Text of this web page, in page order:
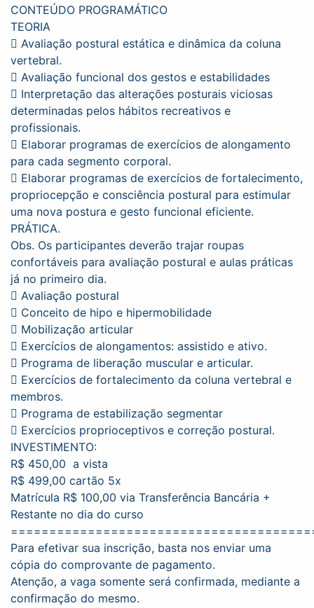
CONTEÚDO PROGRAMÁTICO
TEORIA
 Avaliação postural estática e dinâmica da coluna
vertebral.
 Avaliação funcional dos gestos e estabilidades
 Interpretação das alterações posturais viciosas
determinadas pelos hábitos recreativos e
profissionais.
 Elaborar programas de exercícios de alongamento
para cada segmento corporal.
 Elaborar programas de exercícios de fortalecimento,
propriocepção e consciência postural para estimular
uma nova postura e gesto funcional eficiente.
PRÁTICA.
Obs. Os participantes deverão trajar roupas
confortáveis para avaliação postural e aulas práticas
já no primeiro dia.
 Avaliação postural
 Conceito de hipo e hipermobilidade
 Mobilização articular
 Exercícios de alongamentos: assistido e ativo.
 Programa de liberação muscular e articular.
 Exercícios de fortalecimento da coluna vertebral e
membros.
 Programa de estabilização segmentar
 Exercícios proprioceptivos e correção postural.
INVESTIMENTO:
R$ 450,00 a vista
R$ 499,00 cartão 5x
Matrícula R$ 100,00 via Transferência Bancária +
Restante no dia do curso
Para efetivar sua inscrição, basta nos enviar uma
cópia do comprovante de pagamento.
Atenção, a vaga somente será confirmada, mediante a
confirmação do mesmo.